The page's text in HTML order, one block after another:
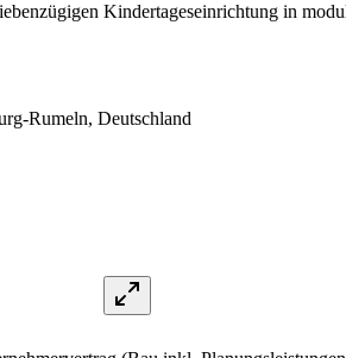
Kindertageseinrichtung in
Rumeln, Deutschland